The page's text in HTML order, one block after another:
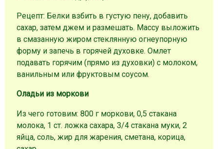
Рецепт: Белки взбить в густую пену, добавить
сахар, затем джем и размешать. Массу выложить
в смазанную жиром стеклянную огнеупорную
форму и запечь в горячей духовке. Омлет
подавать горячим (прямо из духовки) с молоком,
ванильным или фруктовым соусом.
Оладьи из моркови
Из чего готовим: 800 г моркови, 0,5 стакана
молока, 1 ст. ложка сахара, 3/4 стакана муки, 2
яйца, соль, жир для жарения, сметана, корица,